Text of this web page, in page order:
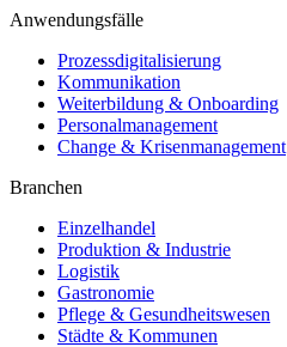
Anwendungsfälle
Prozessdigitalisierung
Kommunikation
Weiterbildung & Onboarding
Personalmanagement
Change & Krisenmanagement
Branchen
Einzelhandel
Produktion & Industrie
Logistik
Gastronomie
Pflege & Gesundheitswesen
Städte & Kommunen